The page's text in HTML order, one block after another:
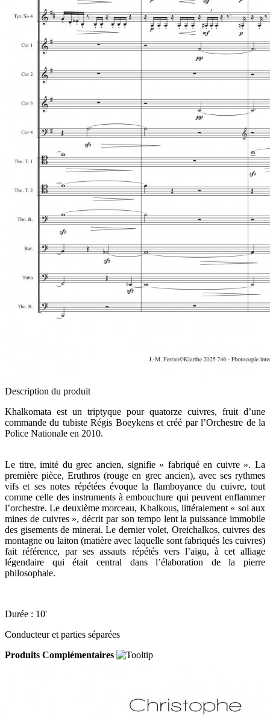
Description du produit
Khalkomata est un triptyque pour quatorze cuivres, fruit d’une
commande du tubiste Régis Boeykens et créé par l’Orchestre de la
Police Nationale en 2010.
Le titre, imité du grec ancien, signifie « fabriqué en cuivre ». La
première pièce, Eruthros (rouge en grec ancien), avec ses rythmes
vifs et ses notes répétées évoque la flamboyance du cuivre, tout
comme celle des instruments à embouchure qui peuvent enflammer
l’orchestre. Le deuxième morceau, Khalkous, littéralement « sol aux
mines de cuivres », décrit par son tempo lent la puissance immobile
des gisements de minerai. Le dernier volet, Oreichalkos, cuivres des
montagne ou laiton (matière avec laquelle sont fabriqués les cuivres)
fait référence, par ses assauts répétés vers l’aigu, à cet alliage
légendaire qui était central dans l’élaboration de la pierre
philosophale.
Durée : 10'
Conducteur et parties séparées
Produits Complémentaires